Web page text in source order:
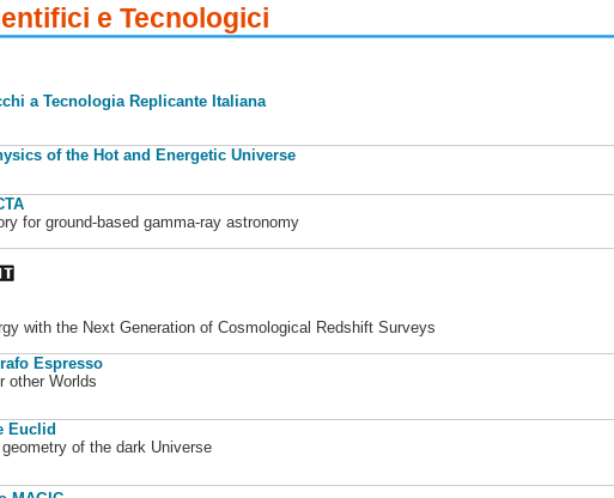
e Tecnologici
a Tecnologia Replicante Italiana
of the Hot and Energetic Universe
for ground-based gamma-ray astronomy
with the Next Generation of Cosmological Redshift Surveys
Espresso
other Worlds
Euclid
of the dark Universe